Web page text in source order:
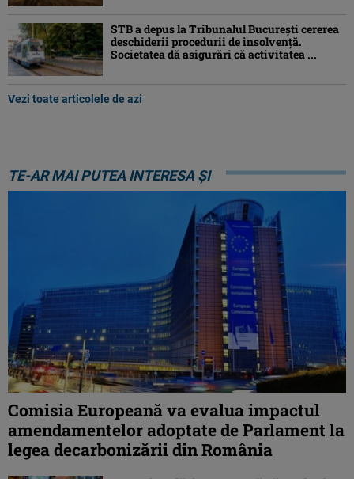
STB a depus la Tribunalul București cererea
deschiderii procedurii de insolvență.
Societatea dă asigurări că activitatea ...
Vezi toate articolele de azi
TE-AR MAI PUTEA INTERESA ȘI
Comisia Europeană va evalua impactul
amendamentelor adoptate de Parlament la
legea decarbonizării din România